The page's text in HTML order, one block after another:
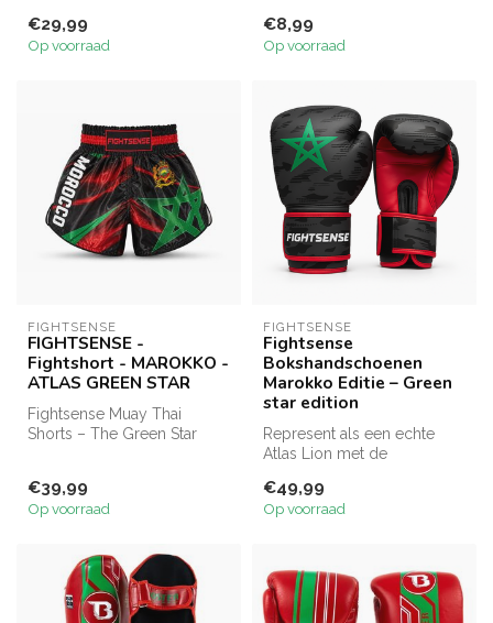
€29,99
Op voorraad
of decoratie. Met Maro...
€8,99
Op voorraad
FIGHTSENSE
FIGHTSENSE -
Fightshort - MAROKKO -
ATLAS GREEN STAR
Fightsense Muay Thai
Shorts – The Green Star
€39,99
Op voorraad
FIGHTSENSE
Fightsense
Bokshandschoenen
Marokko Editie – Green
star edition
Represent als een echte
Atlas Lion met de
Green Star bokshand...
€49,99
Op voorraad